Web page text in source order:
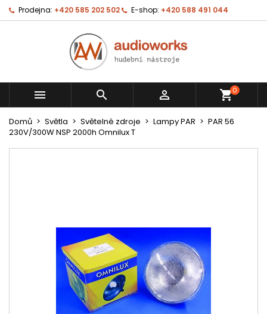
Prodejna: +420 585 202 502 E-shop: +420 588 491 044
   shopping_cart0
Domů Světla Světelné zdroje Lampy PAR
PAR 56
230V/300W NSP 2000h Omnilux T